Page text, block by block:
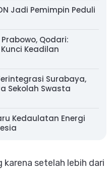
Jadi Pemimpin Peduli
Qodari:
Keadilan
Surabaya,
Sekolah Swasta
Kedaulatan Energi
karena setelah lebih dari